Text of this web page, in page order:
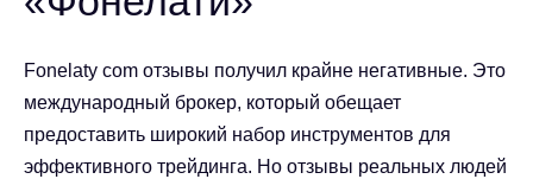
Fonelaty com отзывы получил крайне негативные. Это
международный брокер, который обещает
предоставить широкий набор инструментов для
эффективного трейдинга. Но отзывы реальных людей